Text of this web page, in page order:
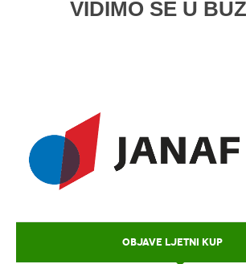
VIDIMO SE U
OBJAVE LJETNI KUP